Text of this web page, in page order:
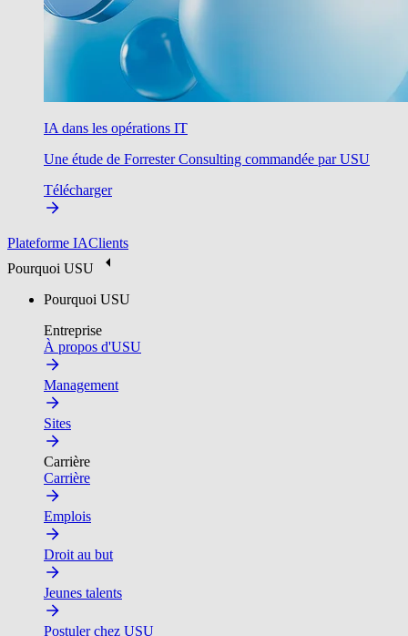
IA dans les opérations IT
Une étude de Forrester Consulting commandée par USU
Télécharger
Plateforme IAClients
Pourquoi USU
Pourquoi USU
Entreprise
À propos d'USU
Management
Sites
Carrière
Carrière
Emplois
Droit au but
Jeunes talents
Postuler chez USU